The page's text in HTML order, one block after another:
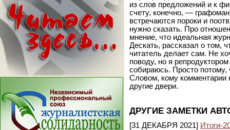
из слов предложений и к
счету, конечно, —
встречаются пороки и
нужно сказать. Про
мнение, что идеальная
Дескать, рассказал о том,
читатель делает сам. Не
поводу, но я
собираюсь. Просто потому,
Словом, кому комментарии
другие двери.
ДРУГИЕ ЗАМЕТКИ
[31 ДЕКАБРЯ 2021] Итоги-